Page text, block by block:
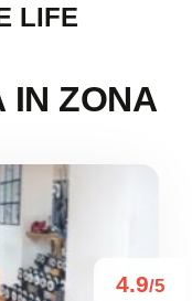
LIFE
IN ZONA
4.9/5